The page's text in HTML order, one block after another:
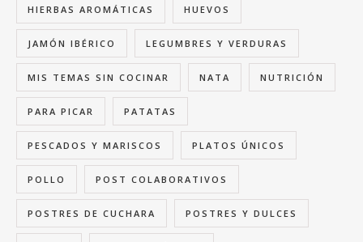
HIERBAS AROMÁTICAS HUEVOS
JAMÓN IBÉRICO LEGUMBRES Y VERDURAS
MIS TEMAS SIN COCINAR NATA NUTRICIÓN
PARA PICAR PATATAS
PESCADOS Y MARISCOS PLATOS ÚNICOS
POLLO POST COLABORATIVOS
POSTRES DE CUCHARA POSTRES Y DULCES